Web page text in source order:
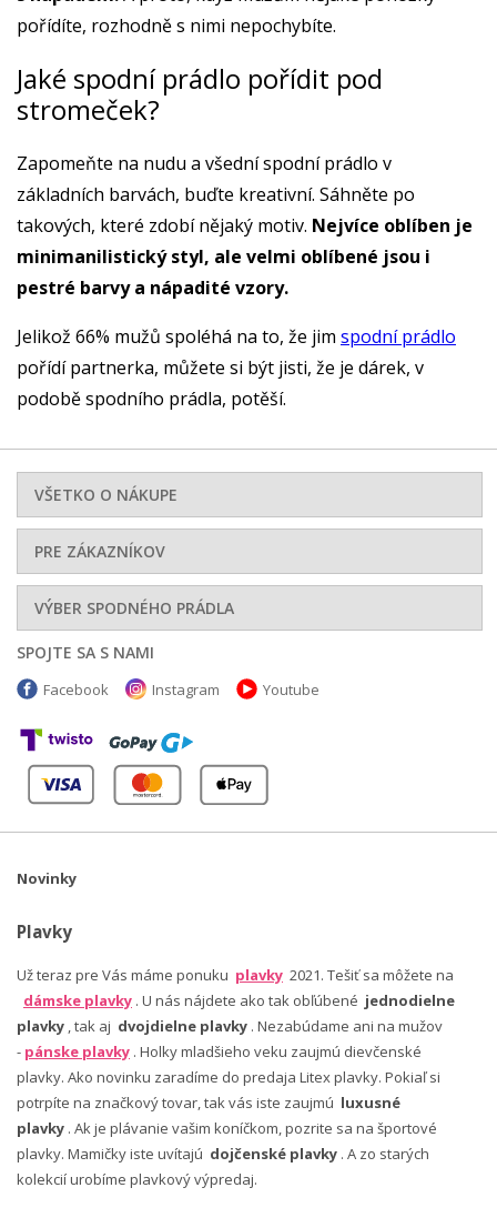
pořídíte, rozhodně s nimi nepochybíte.
Jaké spodní prádlo pořídit pod
stromeček?
Zapomeňte na nudu a všední spodní prádlo v
základních barvách, buďte kreativní. Sáhněte po
takových, které zdobí nějaký motiv. Nejvíce oblíben je
minimanilistický styl, ale velmi oblíbené jsou i
pestré barvy a nápadité vzory.
Jelikož 66% mužů spoléhá na to, že jim spodní prádlo
pořídí partnerka, můžete si být jisti, že je dárek, v
podobě spodního prádla, potěší.
VŠETKO O NÁKUPE
PRE ZÁKAZNÍKOV
VÝBER SPODNÉHO PRÁDLA
SPOJTE SA S NAMI
Facebook Instagram Youtube
Novinky
Plavky
Už teraz pre Vás máme ponuku plavky 2021. Tešiť sa môžete na
dámske plavky . U nás nájdete ako tak obľúbené jednodielne
plavky , tak aj dvojdielne plavky . Nezabúdame ani na mužov
- pánske plavky . Holky mladšieho veku zaujmú dievčenské
plavky. Ako novinku zaradíme do predaja Litex plavky. Pokiaľ si
potrpíte na značkový tovar, tak vás iste zaujmú luxusné
plavky . Ak je plávanie vašim koníčkom, pozrite sa na športové
plavky. Mamičky iste uvítajú dojčenské plavky . A zo starých
kolekcií urobíme plavkový výpredaj.